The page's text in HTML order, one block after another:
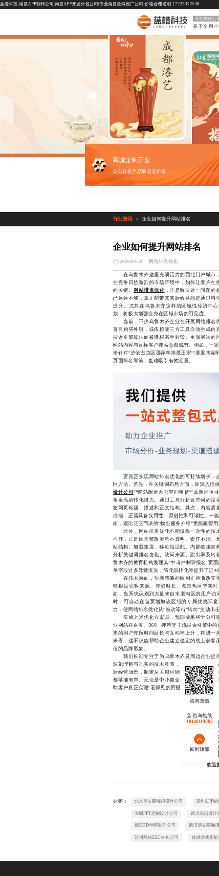
蓝橙科技-南昌APP制作公司|南昌APP开发外包公司|专业南昌全网推广公司-价格合理透明:17723342546
开发制作公
商城定制开发
实实在在为品牌创造价值
行业资讯 > 企业如何提升网站排名
企业如何提升网站排名
2026-04-29 网站排名优化
在乌鲁木齐这座充满活力的西北门户城市
在竞争日益激烈的市场环境中，如何让客户
的关键。
网站排名优化，正是解决这一问题的
已远远不够，真正能带来实际效益的是通过
提升。尤其在乌鲁木齐这样的区域性经济中
划，将极大增强自身在区域市场的可见度。
当前，不少乌鲁木齐企业在开展网站排名
盲目购买外链，或依赖第三方工具自动生成
搜索引擎算法而被降权甚至封禁。更深层次
网站内容与目标客户搜索意图脱节。例如，一
未针对“沙依巴克区哪家羊排最正宗”“赛里木
页面排名靠前，也难吸引有效流量。
要真正实现网站排名优化的可持续增长，
性方法。首先，在关键词布局方面，应深入挖
设计公司”“南站附近办公空间租赁”“高新区企
备更高的转化潜力。通过工具分析这些词的
整网页标题、描述和正文结构。其次，内容
准确，还需具备实用性、原创性和可读性。一
南，远比泛泛而谈的“物业服务介绍”更能赢得
此外，网站排名优化不能仅靠一次性的技
不佳，正是因为整改流程不透明、责任不清
站结构、加载速度、移动端适配、内部链接
分析关键词排名变化、访问来源、跳出率及
鲁木齐的教育机构发现其“中考冲刺班报名”页
单字段过多导致流失，简化后转化率提升了近
在技术层面，创新策略的应用正逐渐改变
够根据访客来源、停留时长、点击热区等实
如，当系统识别到大量来自水磨沟区的用户访
时，可自动在首页增加该区域的专属优惠弹
力，使网站排名优化从“被动等待”转向“主动出
实施上述优化方案后，预期成果将十分可
业网站在百度、360、搜狗等主流搜索引擎中
来的用户停留时间延长与互动率上升，将进
来看，这不仅能帮助企业建立稳定的线上获
信的品牌形象。
我们长期专注于为乌鲁木齐及周边企业提
深刻理解与扎实的技术积累，已成功助力数
际经营场景，制定从关键词调研到内容创作
都落地有声。无论是中小微企业还是成长型
助客户真正实现“看得见的回报”。17723342546
欢迎
标签： 北京朋友圈海报设计公司 郑州APP制
深圳PPT定制设计公司 武汉插画设计
武汉3D动画制作公司 武汉朋友圈海
苏州网站SEO外包公司 体感游戏定制
咨询热线
18140119082
回到顶部